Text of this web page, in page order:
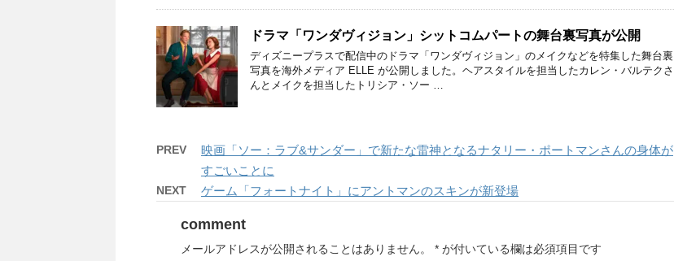
ドラマ「ワンダヴィジョン」シットコムパートの舞台裏写真が公開
ディズニープラスで配信中のドラマ「ワンダヴィジョン」のメイクなどを特集した舞台裏
写真を海外メディア ELLE が公開しました。ヘアスタイルを担当したカレン・バルテクさ
んとメイクを担当したトリシア・ソー …
PREV
映画「ソー：ラブ&サンダー」で新たな雷神となるナタリー・ポートマンさんの身体が
すごいことに
NEXT ゲーム「フォートナイト」にアントマンのスキンが新登場
comment
メールアドレスが公開されることはありません。 * が付いている欄は必須項目です